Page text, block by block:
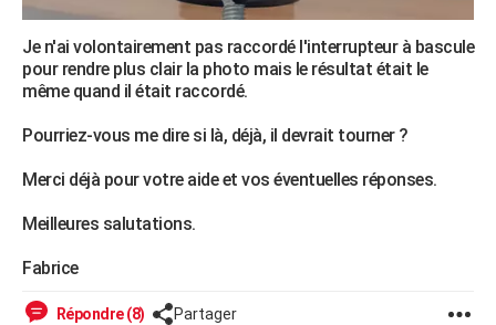
Je n'ai volontairement pas raccordé l'interrupteur à bascule
pour rendre plus clair la photo mais le résultat était le
même quand il était raccordé.
Pourriez-vous me dire si là, déjà, il devrait tourner ?
Merci déjà pour votre aide et vos éventuelles réponses.
Meilleures salutations.
Fabrice
Répondre (8) Partager